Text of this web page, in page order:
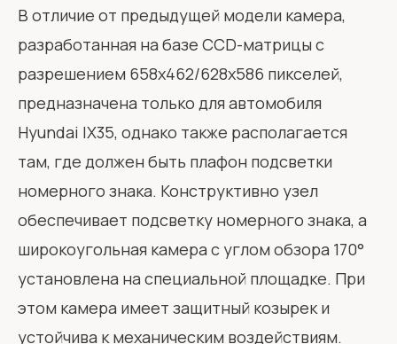
В отличие от предыдущей модели камера,
разработанная на базе CCD-матрицы с
разрешением 658х462/628х586 пикселей,
предназначена только для автомобиля
Hyundai IX35, однако также располагается
там, где должен быть плафон подсветки
номерного знака. Конструктивно узел
обеспечивает подсветку номерного знака, а
широкоугольная камера с углом обзора 170°
установлена на специальной площадке. При
этом камера имеет защитный козырек и
устойчива к механическим воздействиям.